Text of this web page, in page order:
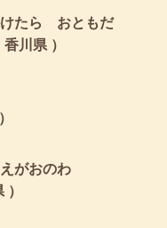
たら おともだ
県 ）
で 助け愛
で えがおのわ